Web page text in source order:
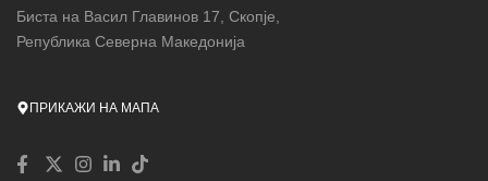
Биста на Васил Главинов 17, Скопје,
Република Северна Македонија
ПРИКАЖИ НА МАПА